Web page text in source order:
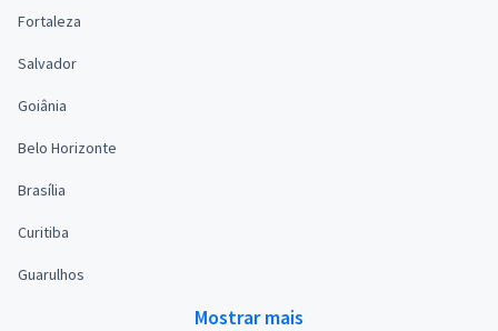
Fortaleza
Salvador
Goiânia
Belo Horizonte
Brasília
Curitiba
Guarulhos
Mostrar mais